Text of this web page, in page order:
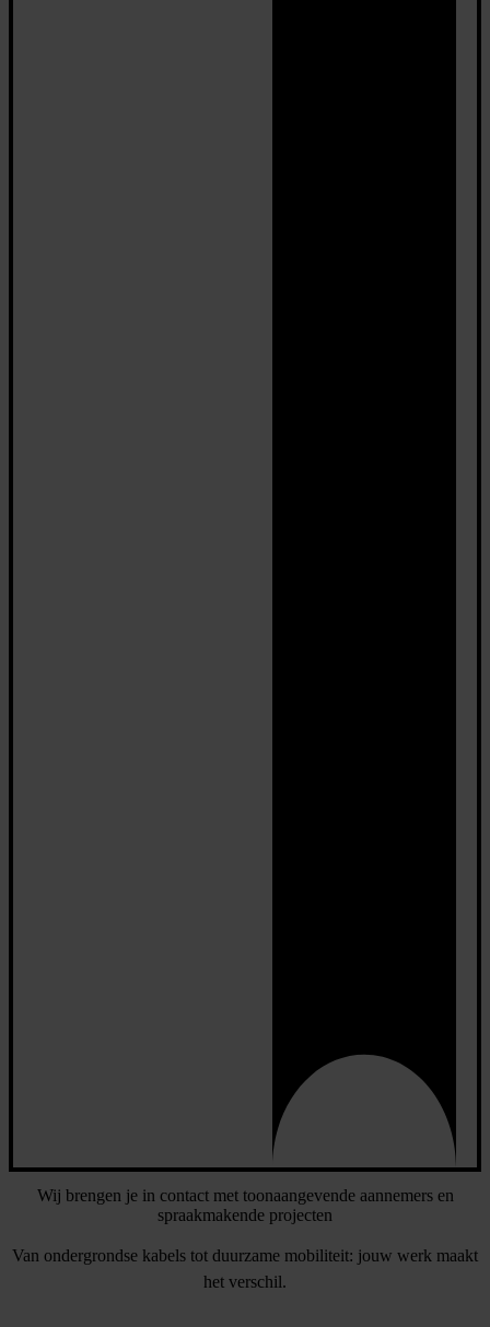
Wij brengen je in contact met toonaangevende aannemers en
spraakmakende projecten
Van ondergrondse kabels tot duurzame mobiliteit: jouw werk maakt
het verschil.